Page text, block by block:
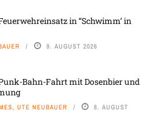
in “Schwimm’ in
9. AUGUST 2026
Bahn-Fahrt mit Dosenbier und
UTE NEUBAUER 8. AUGUST